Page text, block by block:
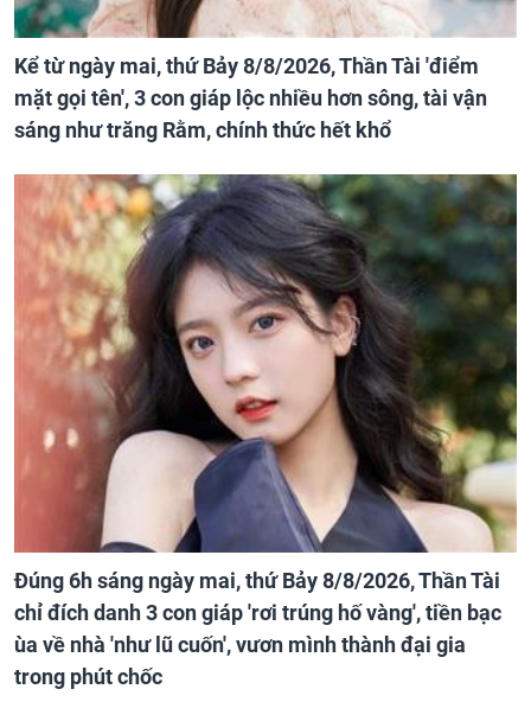
Kể từ ngày mai, thứ Bảy 8/8/2026, Thần Tài 'điểm
mặt gọi tên', 3 con giáp lộc nhiều hơn sông, tài vận
sáng như trăng Rằm, chính thức hết khổ
Đúng 6h sáng ngày mai, thứ Bảy 8/8/2026, Thần Tài
chỉ đích danh 3 con giáp 'rơi trúng hố vàng', tiền bạc
ùa về nhà 'như lũ cuốn', vươn mình thành đại gia
trong phút chốc